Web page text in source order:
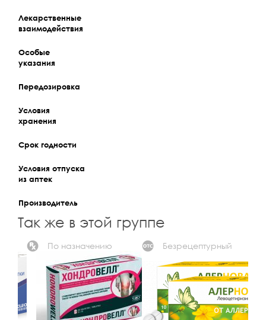
Лекарственные
взаимодействия
Особые
указания
Передозировка
Условия
хранения
Срок годности
Условия отпуска
из аптек
Производитель
Так же в этой группе
По назначению Безрецептурный